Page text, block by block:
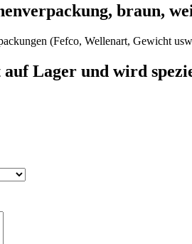
braun,
(Fefco, Wellenart, Gewicht
Lager und wird